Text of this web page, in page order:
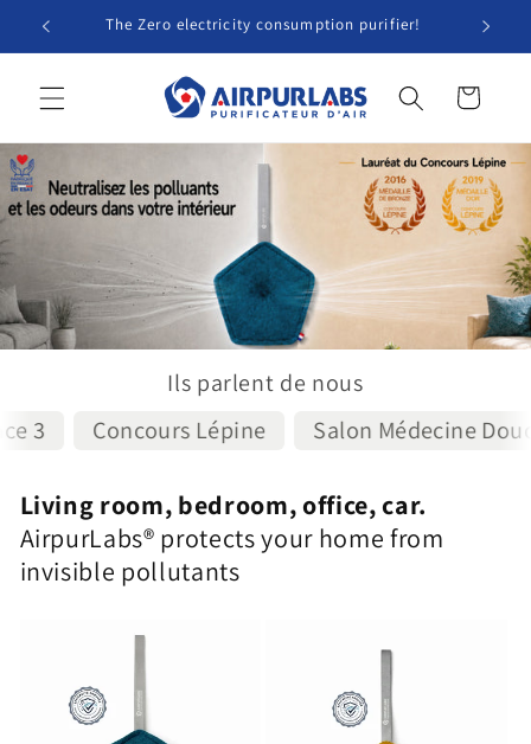
Skip to
content
The Zero electricity consumption purifier!
Cart
Ils parlent de nous
Concours Lépine Salon Médecine Douce
Living room, bedroom, office, car.
AirpurLabs® protects your home from
invisible pollutants